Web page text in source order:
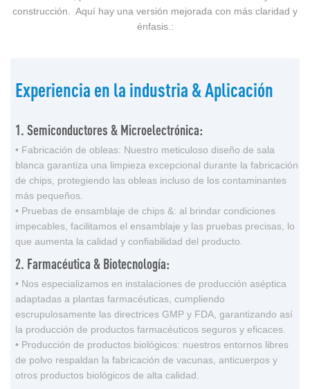
construcción. Aquí hay una versión mejorada con más claridad y
énfasis.:
Experiencia en la industria & Aplicación
1. Semiconductores & Microelectrónica:
• Fabricación de obleas: Nuestro meticuloso diseño de sala
blanca garantiza una limpieza excepcional durante la fabricación
de chips, protegiendo las obleas incluso de los contaminantes
más pequeños.
• Pruebas de ensamblaje de chips &: al brindar condiciones
impecables, facilitamos el ensamblaje y las pruebas precisas, lo
que aumenta la calidad y confiabilidad del producto.
2. Farmacéutica & Biotecnología:
• Nos especializamos en instalaciones de producción aséptica
adaptadas a plantas farmacéuticas, cumpliendo
escrupulosamente las directrices GMP y FDA, garantizando así
la producción de productos farmacéuticos seguros y eficaces.
• Producción de productos biológicos: nuestros entornos libres
de polvo respaldan la fabricación de vacunas, anticuerpos y
otros productos biológicos de alta calidad.